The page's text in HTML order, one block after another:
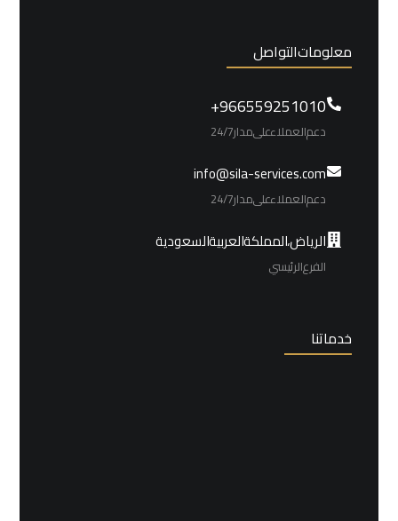
معلومات التواصل
966559251010+
دعم العملاء على مدار 24/7
info@sila-services.com
دعم العملاء على مدار 24/7
الرياض، المملكة العربية السعودية
الفرع الرئيسي
خدماتنا